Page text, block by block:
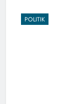
POLITIK